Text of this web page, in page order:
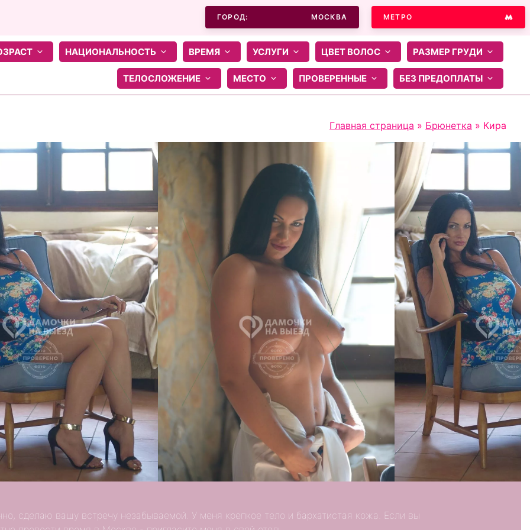
ГОРОД: МОСКВА МЕТРО
НАЦИОНАЛЬНОСТЬ ВРЕМЯ УСЛУГИ ЦВЕТ ВОЛОС РАЗМЕР ГРУДИ
ТЕЛОСЛОЖЕНИЕ МЕСТО ПРОВЕРЕННЫЕ БЕЗ ПРЕДОПЛАТЫ
Главная страница » Брюнетка » Кира
сделаю вашу встречу незабываемой. У меня крепкое тело и бархатистая кожа. Если вы